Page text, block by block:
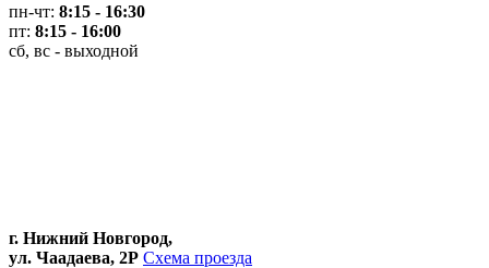
пн-чт: 8:15 - 16:30
пт: 8:15 - 16:00
сб, вс - выходной
г. Нижний Новгород,
ул. Чаадаева, 2Р Схема проезда